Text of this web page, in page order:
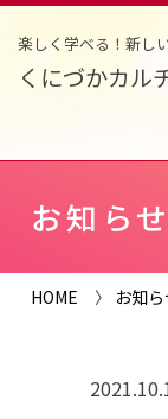
楽しく学べる！新し
くにづかカル
お知らせ
HOME 〉 お知